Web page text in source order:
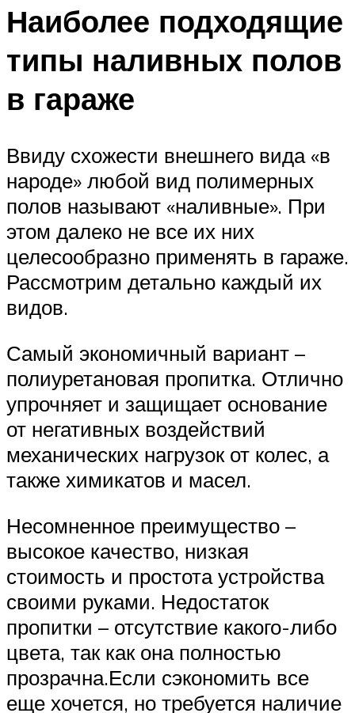
Наиболее подходящие
типы наливных полов
в гараже
Ввиду схожести внешнего вида «в
народе» любой вид полимерных
полов называют «наливные». При
этом далеко не все их них
целесообразно применять в гараже.
Рассмотрим детально каждый их
видов.
Самый экономичный вариант –
полиуретановая пропитка. Отлично
упрочняет и защищает основание
от негативных воздействий
механических нагрузок от колес, а
также химикатов и масел.
Несомненное преимущество –
высокое качество, низкая
стоимость и простота устройства
своими руками. Недостаток
пропитки – отсутствие какого-либо
цвета, так как она полностью
прозрачна.Если сэкономить все
еще хочется, но требуется наличие